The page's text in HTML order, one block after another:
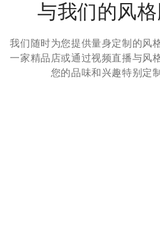
与我们的风
我们随时为您提供量身定制的风
一家精品店或通过视频直播与风
您的品味和兴趣特别定